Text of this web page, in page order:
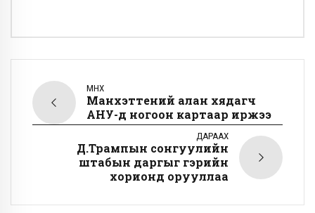
ӨМНӨХ
Манхэттений алан хядагч
АНУ-д ногоон картаар иржээ
ДАРААХ
Д.Трампын сонгуулийн
штабын даргыг гэрийн
хорионд орууллаа